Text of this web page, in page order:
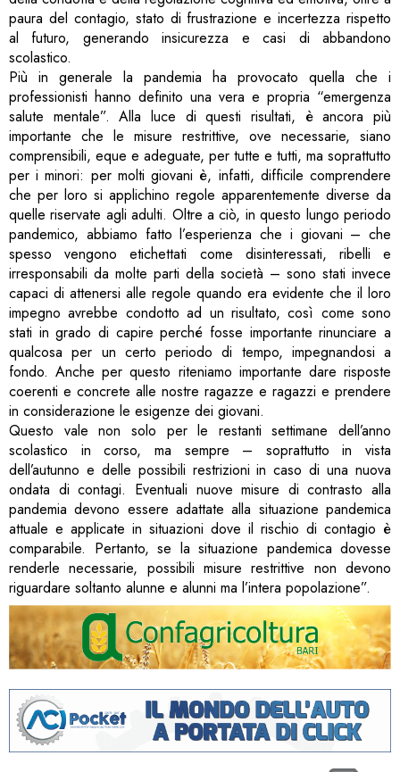
paura del contagio, stato di frustrazione e incertezza rispetto
al futuro, generando insicurezza e casi di abbandono
scolastico.
Più in generale la pandemia ha provocato quella che i
professionisti hanno definito una vera e propria “emergenza
salute mentale”. Alla luce di questi risultati, è ancora più
importante che le misure restrittive, ove necessarie, siano
comprensibili, eque e adeguate, per tutte e tutti, ma soprattutto
per i minori: per molti giovani è, infatti, difficile comprendere
che per loro si applichino regole apparentemente diverse da
quelle riservate agli adulti. Oltre a ciò, in questo lungo periodo
pandemico, abbiamo fatto l’esperienza che i giovani – che
spesso vengono etichettati come disinteressati, ribelli e
irresponsabili da molte parti della società – sono stati invece
capaci di attenersi alle regole quando era evidente che il loro
impegno avrebbe condotto ad un risultato, così come sono
stati in grado di capire perché fosse importante rinunciare a
qualcosa per un certo periodo di tempo, impegnandosi a
fondo. Anche per questo riteniamo importante dare risposte
coerenti e concrete alle nostre ragazze e ragazzi e prendere
in considerazione le esigenze dei giovani.
Questo vale non solo per le restanti settimane dell’anno
scolastico in corso, ma sempre – soprattutto in vista
dell’autunno e delle possibili restrizioni in caso di una nuova
ondata di contagi. Eventuali nuove misure di contrasto alla
pandemia devono essere adattate alla situazione pandemica
attuale e applicate in situazioni dove il rischio di contagio è
comparabile. Pertanto, se la situazione pandemica dovesse
renderle necessarie, possibili misure restrittive non devono
riguardare soltanto alunne e alunni ma l’intera popolazione”.